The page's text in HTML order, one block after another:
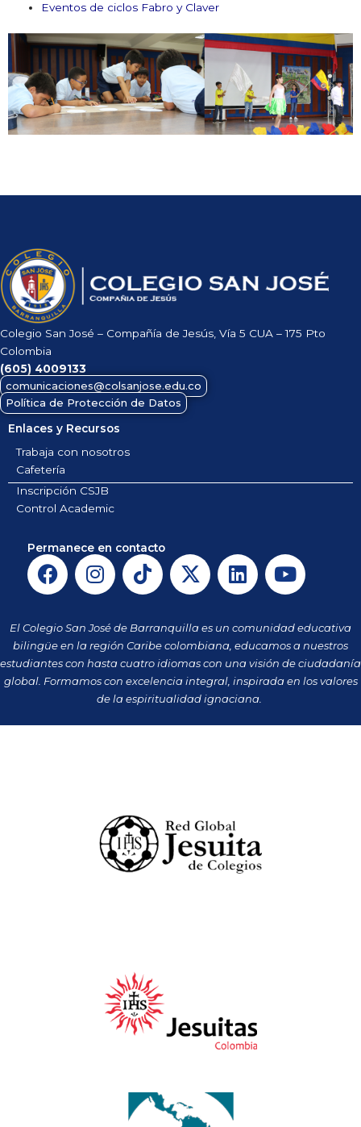
Eventos de ciclos Fabro y Claver
Colegio San José – Compañía de Jesús, Vía 5 CUA – 175 Pto
Colombia
(605) 4009133
comunicaciones@colsanjose.edu.co
Política de Protección de Datos
Enlaces y Recursos
Trabaja con nosotros
Cafetería
Inscripción CSJB
Control Academic
Permanece en contacto
F
a
e
b
o
o
I
n
t
a
g
r
a
m
T
i
t
o
k
X
-
w
i
t
t
e
r
L
i
k
e
d
i
n
Y
o
t
u
b
e
El Colegio San José de Barranquilla es un comunidad educativa
bilingüe en la región Caribe colombiana, educamos a nuestros
estudiantes con hasta cuatro idiomas con una visión de ciudadanía
global. Formamos con excelencia integral, inspirada en los valores
de la espiritualidad ignaciana.